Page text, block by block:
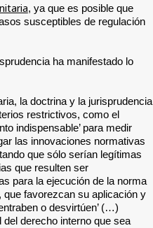
, ya que es posible que
susceptibles de regulación
ha manifestado lo
la doctrina y la jurisprudencia
restrictivos, como el
indispensable’ para medir
las innovaciones normativas
que sólo serían legítimas
que resulten ser
para la ejecución de la norma
que favorezcan su aplicación y
o desvirtúen’ (…)
del derecho interno que sea